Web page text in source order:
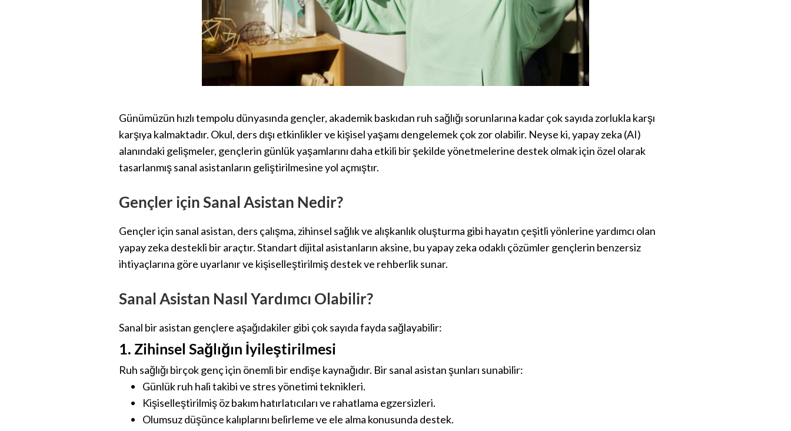
Günümüzün hızlı tempolu dünyasında gençler, akademik baskıdan ruh sağlığı sorunlarına kadar çok sayıda zorlukla karşı
karşıya kalmaktadır. Okul, ders dışı etkinlikler ve kişisel yaşamı dengelemek çok zor olabilir. Neyse ki, yapay zeka (AI)
alanındaki gelişmeler, gençlerin günlük yaşamlarını daha etkili bir şekilde yönetmelerine destek olmak için özel olarak
tasarlanmış sanal asistanların geliştirilmesine yol açmıştır.
Gençler için Sanal Asistan Nedir?
Gençler için sanal asistan, ders çalışma, zihinsel sağlık ve alışkanlık oluşturma gibi hayatın çeşitli yönlerine yardımcı olan
yapay zeka destekli bir araçtır. Standart dijital asistanların aksine, bu yapay zeka odaklı çözümler gençlerin benzersiz
ihtiyaçlarına göre uyarlanır ve kişiselleştirilmiş destek ve rehberlik sunar.
Sanal Asistan Nasıl Yardımcı Olabilir?
Sanal bir asistan gençlere aşağıdakiler gibi çok sayıda fayda sağlayabilir:
1. Zihinsel Sağlığın İyileştirilmesi
Ruh sağlığı birçok genç için önemli bir endişe kaynağıdır. Bir sanal asistan şunları sunabilir:
Günlük ruh hali takibi ve stres yönetimi teknikleri.
Kişiselleştirilmiş öz bakım hatırlatıcıları ve rahatlama egzersizleri.
Olumsuz düşünce kalıplarını belirleme ve ele alma konusunda destek.